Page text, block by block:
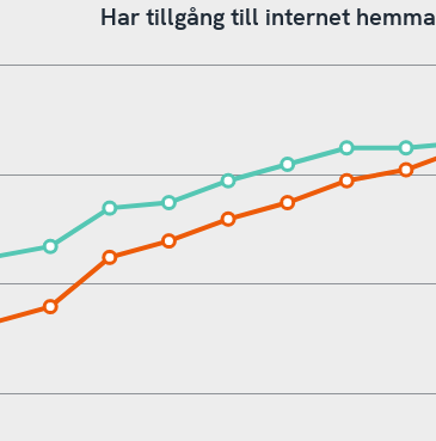
Har tillgång till internet hemma